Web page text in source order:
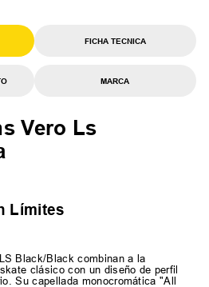
FICHA TECNICA
MARCA
Vero Ls
Límites
Black/Black combinan a la
clásico con un diseño de perfil
Su capellada monocromática "All